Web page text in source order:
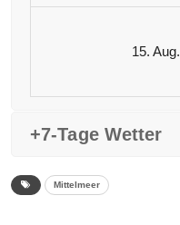
15. Aug.
+7-Tage Wetter
Mittelmeer